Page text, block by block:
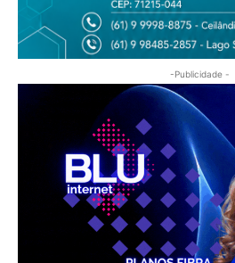
-Publicidade -